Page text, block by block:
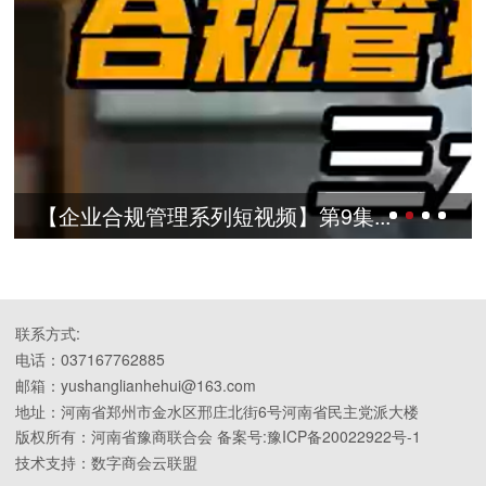
规管理系列短视频】第9集... 【企业
联系方式:
电话：037167762885
邮箱：yushanglianhehui@163.com
地址：河南省郑州市金水区邢庄北街6号河南省民主党派大楼
版权所有：河南省豫商联合会 备案号:豫ICP备20022922号-1
技术支持：数字商会云联盟